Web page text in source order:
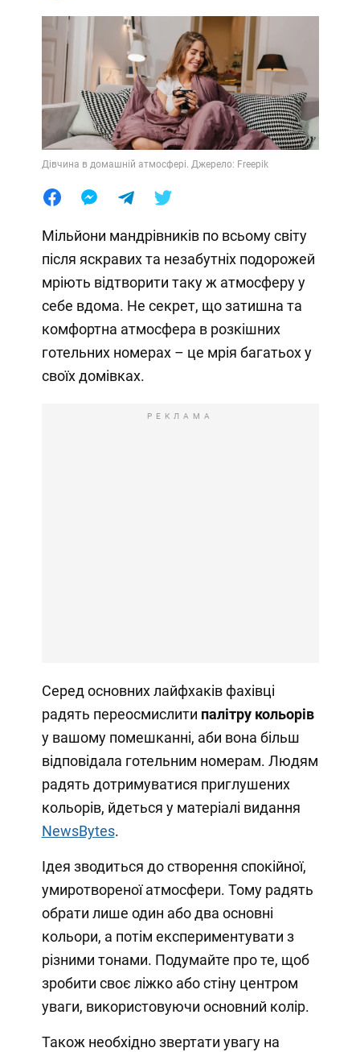
Дівчина в домашній атмосфері. Джерело: Freepik
Мільйони мандрівників по всьому світу
після яскравих та незабутніх подорожей
мріють відтворити таку ж атмосферу у
себе вдома. Не секрет, що затишна та
комфортна атмосфера в розкішних
готельних номерах – це мрія багатьох у
своїх домівках.
РЕКЛАМА
Серед основних лайфхаків фахівці
радять переосмислити палітру кольорів
у вашому помешканні, аби вона більш
відповідала готельним номерам. Людям
радять дотримуватися приглушених
кольорів, йдеться у матеріалі видання
NewsBytes.
Ідея зводиться до створення спокійної,
умиротвореної атмосфери. Тому радять
обрати лише один або два основні
кольори, а потім експериментувати з
різними тонами. Подумайте про те, щоб
зробити своє ліжко або стіну центром
уваги, використовуючи основний колір.
Також необхідно звертати увагу на